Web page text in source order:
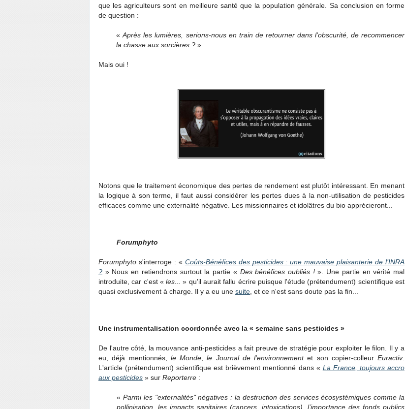
que les agriculteurs sont en meilleure santé que la population générale. Sa conclusion en forme
de question :
«Après les lumières, serions-nous en train de retourner dans l'obscurité, de recommencer
la chasse aux sorcières ?»
Mais oui !
Notons que le traitement économique des pertes de rendement est plutôt intéressant. En menant
la logique à son terme, il faut aussi considérer les pertes dues à la non-utilisation de pesticides
efficaces comme une externalité négative. Les missionnaires et idolâtres du bio apprécieront...
Forumphyto
Forumphyto s'interroge : « Coûts-Bénéfices des pesticides : une mauvaise plaisanterie de l’INRA
? » Nous en retiendrons surtout la partie « Des bénéfices oubliés !». Une partie en vérité mal
introduite, car c'est «les...» qu'il aurait fallu écrire puisque l'étude (prétendument) scientifique est
quasi exclusivement à charge. Il y a eu une suite , et ce n'est sans doute pas la fin...
Une instrumentalisation coordonnée avec la « semaine sans pesticides »
De l'autre côté, la mouvance anti-pesticides a fait preuve de stratégie pour exploiter le filon. Il y a
eu, déjà mentionnés, le Monde ,le Journal de l'environnementet son copier-colleur Euractiv.
L'article (prétendument) scientifique est brièvement mentionné dans « La France, toujours accro
aux pesticides » sur Reporterre :
« Parmi les "externalités" négatives : la destruction des services écosystémiques comme la
pollinisation, les impacts sanitaires (cancers, intoxications), l’importance des fonds publics